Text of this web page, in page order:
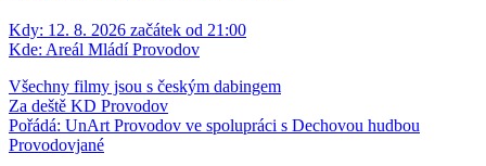
Kdy: 12. 8. 2026 začátek od 21:00
Kde: Areál Mládí Provodov
Všechny filmy jsou s českým dabingem
Za deště KD Provodov
Pořádá: UnArt Provodov ve spolupráci s Dechovou hudbou
Provodovjané